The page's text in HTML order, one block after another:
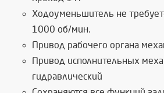
Ходоуменьшитель не
1000 об/мин.
Привод рабочего органа
Привод исполнительных
гидравлический